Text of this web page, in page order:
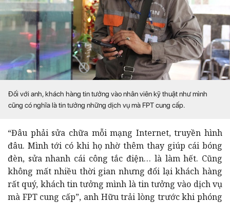
Đối với anh, khách hàng tin tưởng vào nhân viên kỹ thuật như mình
cũng có nghĩa là tin tưởng những dịch vụ mà FPT cung cấp.
“Đâu phải sửa chữa mỗi mạng Internet, truyền hình
đâu. Mình tới có khi họ nhờ thêm thay giúp cái bóng
đèn, sửa nhanh cái công tắc điện… là làm hết. Cũng
không mất nhiều thời gian nhưng đổi lại khách hàng
rất quý, khách tin tưởng mình là tin tưởng vào dịch vụ
mà FPT cung cấp”, anh Hữu trải lòng trước khi phóng